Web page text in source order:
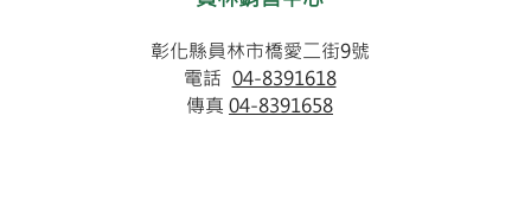
彰化縣員林市橋愛二街9號
電話 04-8391618
傳真 04-8391658